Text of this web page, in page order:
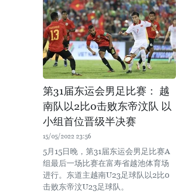
第31届东运会男足比赛： 越
南队以2比0击败东帝汶队 以
小组首位晋级半决赛
15/05/2022 23:56
5月15日晚，第31届东运会男足比赛A
组最后一场比赛在富寿省越池体育场
进行。东道主越南U23足球队以2比0
击败东帝汶U23足球队。